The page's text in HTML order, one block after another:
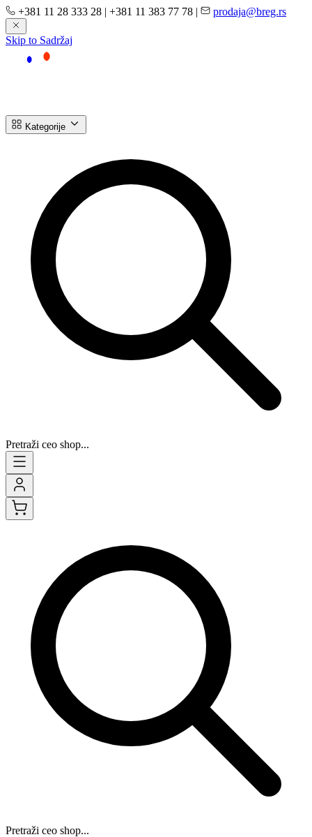
+381 11 28 333 28 | +381 11 383 77 78 | prodaja@breg.rs
Skip to Sadržaj
Kategorije
Pretraži ceo shop...
Pretraži ceo shop...